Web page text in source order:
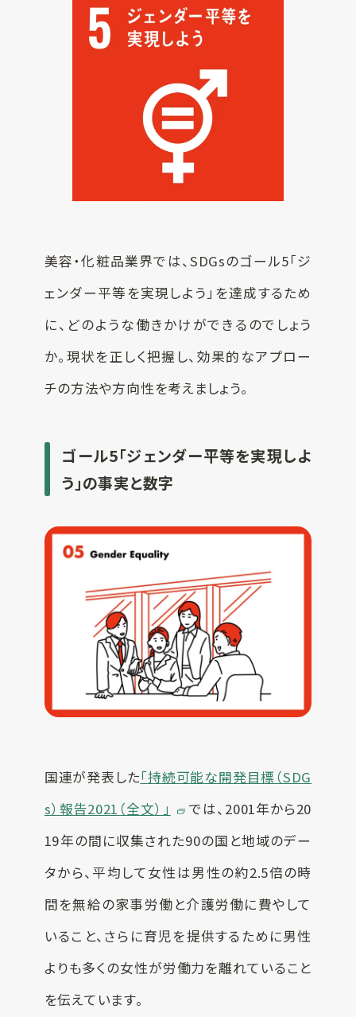
美容・化粧品業界では、SDGsのゴール5「ジ
ェンダー平等を実現しよう」を達成するため
に、どのような働きかけができるのでしょう
か。現状を正しく把握し、効果的なアプロー
チの方法や方向性を考えましょう。
ゴール5「ジェンダー平等を実現しよ
う」の事実と数字
国連が発表した「持続可能な開発目標（SDG
s）報告2021（全文）」
では、2001年から20
19年の間に収集された90の国と地域のデー
タから、平均して女性は男性の約2.5倍の時
間を無給の家事労働と介護労働に費やして
いること、さらに育児を提供するために男性
よりも多くの女性が労働力を離れていること
を伝えています。